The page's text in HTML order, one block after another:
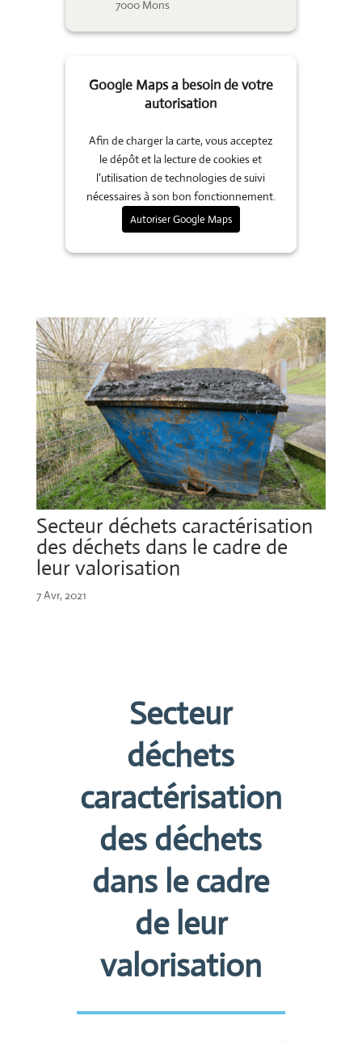
7000 Mons
Google Maps a besoin de votre
autorisation
Afin de charger la carte, vous acceptez
le dépôt et la lecture de cookies et
l'utilisation de technologies de suivi
nécessaires à son bon fonctionnement.
Autoriser Google Maps
Secteur déchets caractérisation
des déchets dans le cadre de
leur valorisation
7 Avr, 2021
Secteur
déchets
caractérisation
des déchets
dans le cadre
de leur
valorisation